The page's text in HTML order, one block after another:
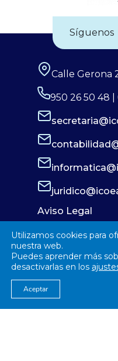
Síguenos
Calle Gerona
950 26 50 48
Aviso Legal
Política de
© 2026
Utilizamos cookies para
nuestra web.
Puedes aprender más
desactivarlas en los
Aceptar